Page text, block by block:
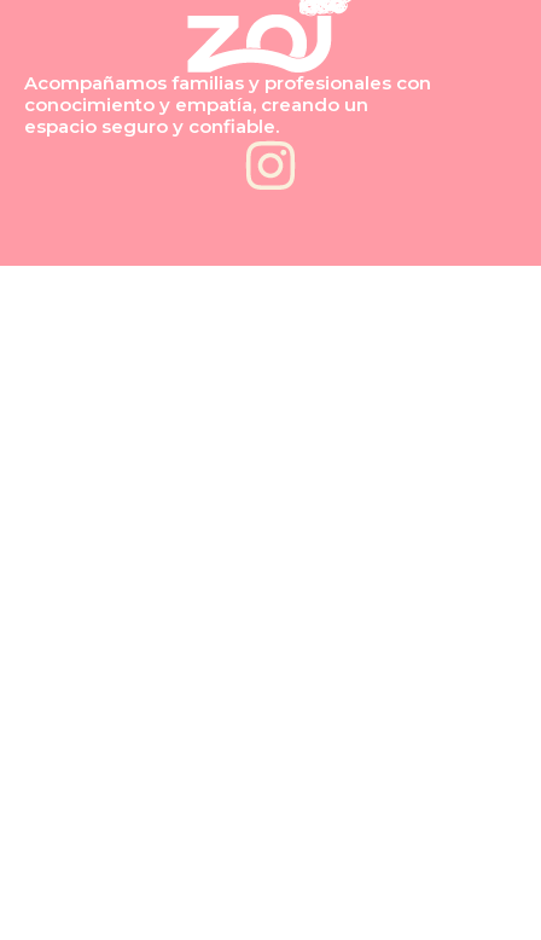
Acompañamos familias y profesionales con
conocimiento y empatía, creando un
espacio seguro y confiable.